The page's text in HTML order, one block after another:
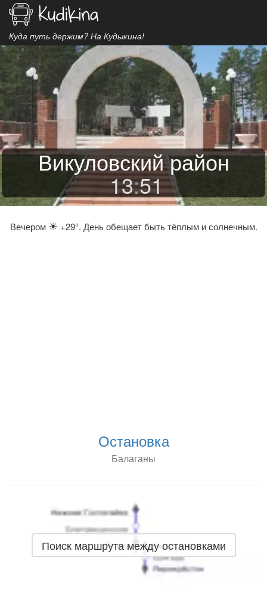
Куда путь держим? На Кудыкина!
Викуловский район
13:51
Вечером ☀ +29°. День обещает быть тёплым и солнечным.
Остановка
Балаганы
Поиск маршрута между остановками